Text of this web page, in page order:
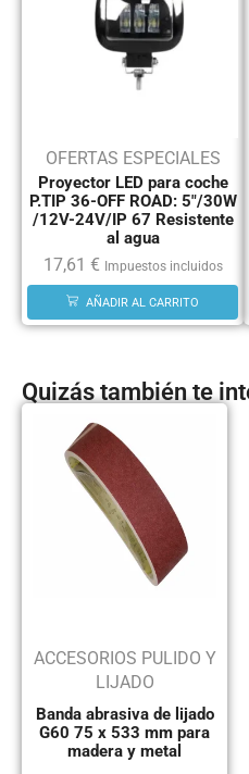
OFERTAS ESPECIALES
Proyector LED para coche
P.TIP 36-OFF ROAD: 5″/30W
/12V-24V/IP 67 Resistente
al agua
17,61 € Impuestos incluidos
AÑADIR AL CARRITO
Quizás también te
ACCESORIOS PULIDO Y
LIJADO
Banda abrasiva de lijado
G60 75 x 533 mm para
madera y metal